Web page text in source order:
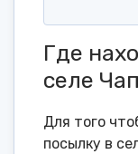
Где
селе
Для того
посылку в